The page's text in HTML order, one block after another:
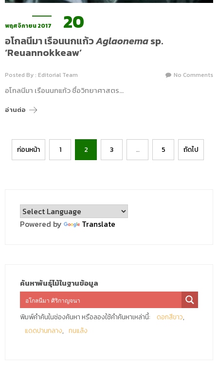
พฤศจิกายน 2017 20
อโกลนีมา เรือนนกแก้วAglaonemasp.
‘Reuannokkeaw’
Posted By : Editorial Team No Comments
อโกลนีมา เรือนนกแก้ว ชื่อวิทยาศาสตร…
อ่านต่อ
Posts
pagination
ก่อนหน้า 1 2 3 … 5 ถัดไป
Powered by Translate
ค้นหาพันธุ์ไม้ในฐานข้อมูล
พิมพ์คำค้นในช่องค้นหา หรือลองใช้คำค้นหาเหล่านี้:
ดอกสีขาว
แดดปานกลาง
ทนแล้ง